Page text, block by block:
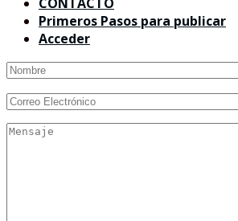
Primeros Pasos para publicar
Acceder